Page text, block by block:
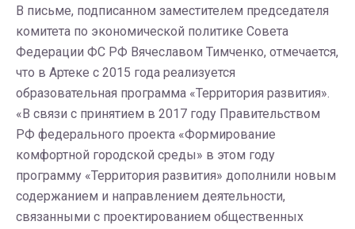
В письме, подписанном заместителем председателя
комитета по экономической политике Совета
Федерации ФС РФ Вячеславом Тимченко, отмечается,
что в Артеке с 2015 года реализуется
образовательная программа «Территория развития».
«В связи с принятием в 2017 году Правительством
РФ федерального проекта «Формирование
комфортной городской среды» в этом году
программу «Территория развития» дополнили новым
содержанием и направлением деятельности,
связанными с проектированием общественных